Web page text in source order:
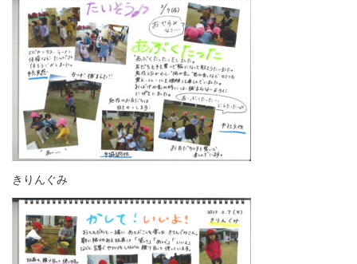
きりんぐみ